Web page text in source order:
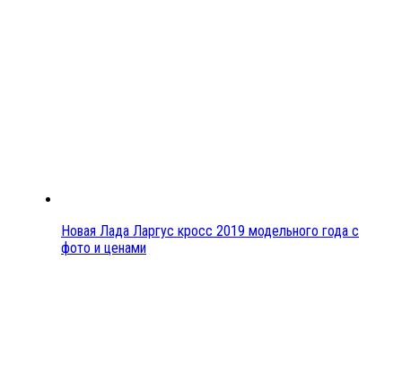
Новая Лада Ларгус кросс 2019 модельного года с
фото и ценами